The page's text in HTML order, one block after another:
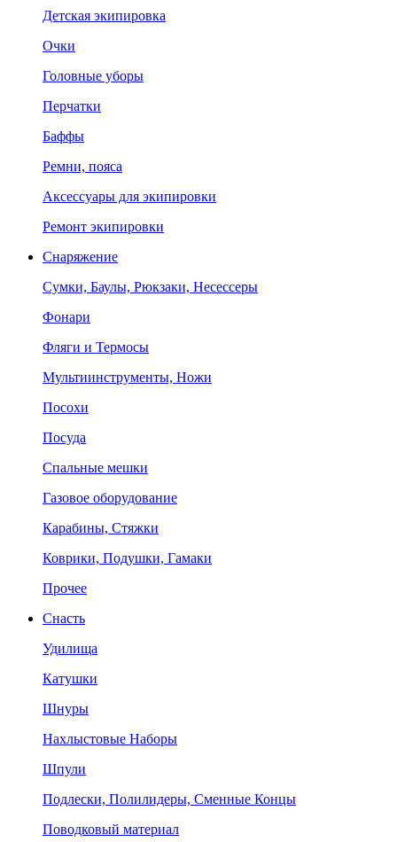
Детская экипировка
Очки
Головные уборы
Перчатки
Баффы
Ремни, пояса
Аксессуары для экипировки
Ремонт экипировки
Снаряжение
Сумки, Баулы, Рюкзаки, Несессеры
Фонари
Фляги и Термосы
Мультиинструменты, Ножи
Посохи
Посуда
Спальные мешки
Газовое оборудование
Карабины, Стяжки
Коврики, Подушки, Гамаки
Прочее
Снасть
Удилища
Катушки
Шнуры
Нахлыстовые Наборы
Шпули
Подлески, Полилидеры, Сменные Концы
Поводковый материал